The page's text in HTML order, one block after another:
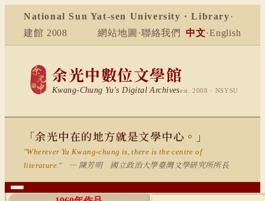
National Sun Yat-sen University · Library ·
建館 2008
網站地圖 ·聯絡我們 中文·English
余光中數位文學館
Kwang-Chung Yu's Digital Archivesest. 2008 · NSYSU
「余光中在的地方就是文學中心。」
"Wherever Yu Kwang-chung is, there is the centre of
literature."
— 陳芳明 國立政治大學臺灣文學研究所所長